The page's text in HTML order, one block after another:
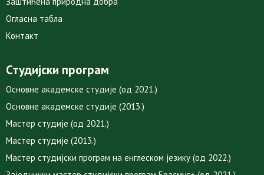
Огласна табла
Контакт
Студијски програм
Основне академске студије (од 2021.)
Основне академске студије (2013.)
Мастер студије (од 2021.)
Мастер студије (2013.)
Мастер студијски програм на енглеском језику (од 2022.)